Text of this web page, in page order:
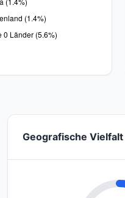
Geografische Vielfalt